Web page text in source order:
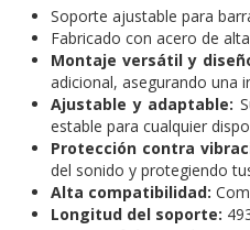
Soporte ajustable para
Fabricado con acero de
Montaje versátil y
adicional, asegurando una
Ajustable y adaptable:
estable para cualquier
Protección contra
del sonido y protegiendo
Alta compatibilidad:
Longitud del soporte: